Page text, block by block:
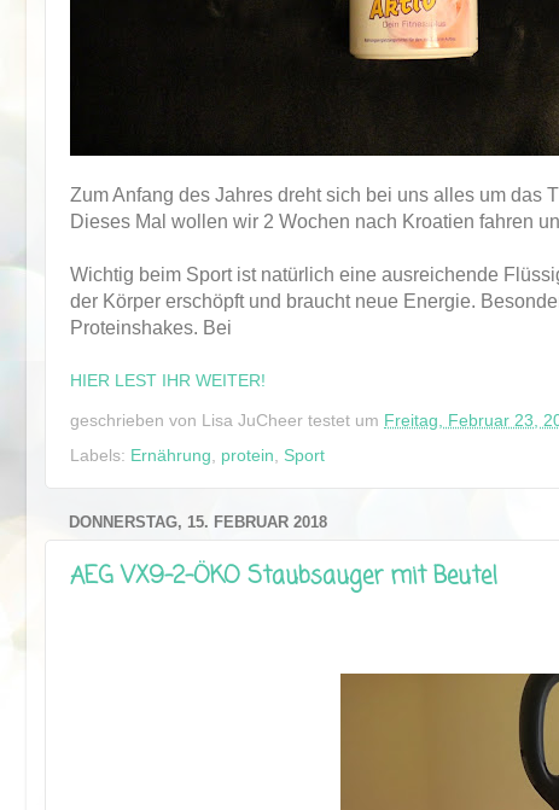
Zum Anfang des Jahres dreht sich bei uns alles um das
Dieses Mal wollen wir 2 Wochen nach Kroatien fahren
Wichtig beim Sport ist natürlich eine ausreichende
der Körper erschöpft und braucht neue Energie.
Proteinshakes. Bei
HIER LEST IHR WEITER!
geschrieben von Lisa JuCheer testet um Freitag, Februar 23,
Labels: Ernährung, protein, Sport
DONNERSTAG, 15. FEBRUAR 2018
AEG VX9-2-ÖKO Staubsauger mit Beutel